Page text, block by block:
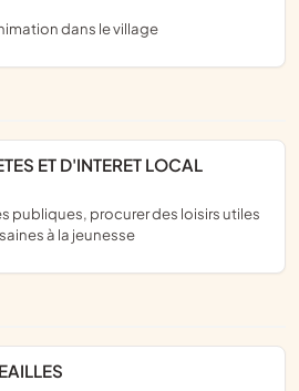
dans le village
ET D'INTERET LOCAL
à la jeunesse